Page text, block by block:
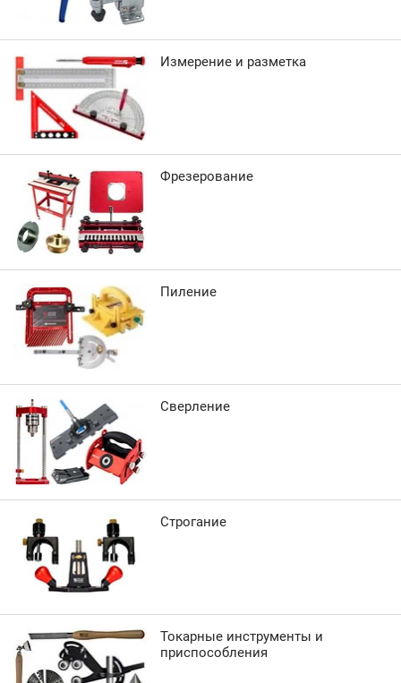
Измерение и разметка
Фрезерование
Пиление
Сверление
Строгание
Токарные инструменты и
приспособления